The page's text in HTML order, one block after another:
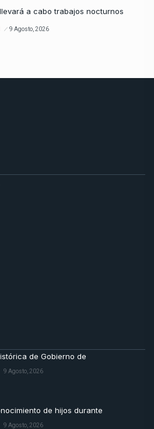
llevará a cabo trabajos nocturnos
9 Agosto, 2026
de Gobierno de
9 Agosto, 2026
de hijos durante
9 Agosto, 2026